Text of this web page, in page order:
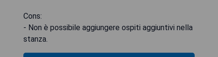
Cons:
- Non è possibile aggiungere ospiti aggiuntivi nella
stanza.